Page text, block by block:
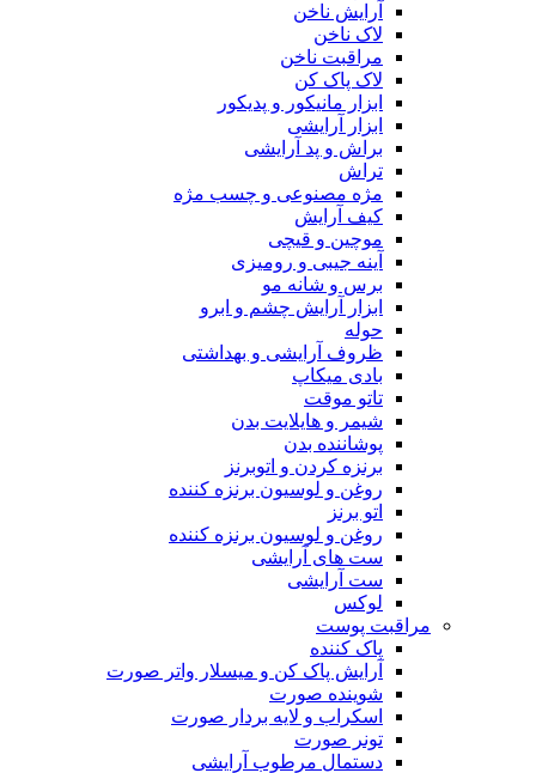
آرایش ناخن
لاک ناخن
مراقبت ناخن
لاک پاک کن
ابزار مانیکور و پدیکور
ابزار آرایشی
براش و پد آرایشی
تراش
مژه مصنوعی و چسب مژه
کیف آرایش
موچین و قیچی
آینه جیبی و رومیزی
برس و شانه مو
ابزار آرایش چشم و ابرو
حوله
ظروف آرایشی و بهداشتی
بادی میکاپ
تاتو موقت
شیمر و هایلایت بدن
پوشاننده بدن
برنزه کردن و اتوبرنز
روغن و لوسیون برنزه کننده
اتو برنز
روغن و لوسیون برنزه کننده
ست های آرایشی
ست آرایشی
لوکس
مراقبت پوست
پاک کننده
آرایش پاک کن و میسلار واتر صورت
شوینده صورت
اسکراب و لایه بردار صورت
تونر صورت
دستمال مرطوب آرایشی